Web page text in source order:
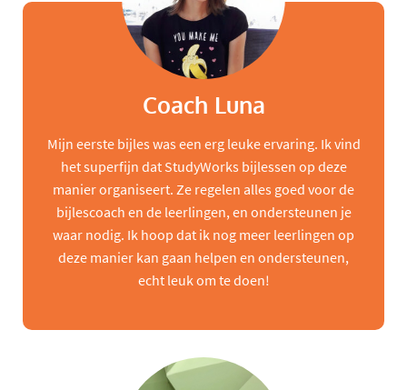
Coach Luna
Mijn eerste bijles was een erg leuke ervaring. Ik vind
het superfijn dat StudyWorks bijlessen op deze
manier organiseert. Ze regelen alles goed voor de
bijlescoach en de leerlingen, en ondersteunen je
waar nodig. Ik hoop dat ik nog meer leerlingen op
deze manier kan gaan helpen en ondersteunen,
echt leuk om te doen!